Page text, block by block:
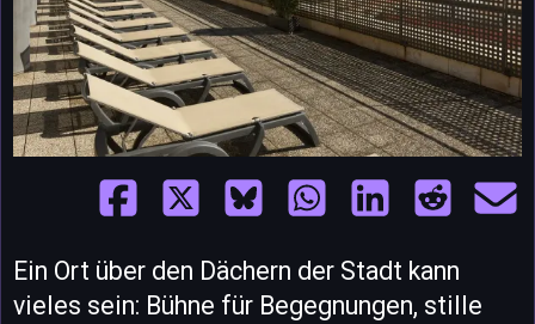
Ein Ort über den Dächern der Stadt kann
vieles sein: Bühne für Begegnungen, stille